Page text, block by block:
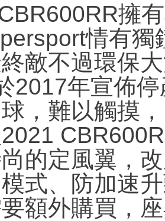
擁
情有
敵不過環保
2017年宣佈
，難以觸摸
的定風翼，
式、防加速
額外購買，